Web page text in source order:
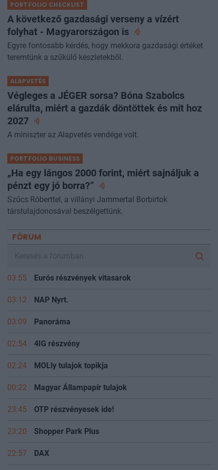
PORTFOLIO CHECKLIST
A következő gazdasági verseny a vízért
folyhat - Magyarországon is
Egyre fontosabb kérdés, hogy mekkora gazdasági értéket
teremtünk a szűkülő készletekből.
ALAPVETÉS
Végleges a JÉGER sorsa? Bóna Szabolcs
elárulta, miért a gazdák döntöttek és mit hoz
2027
A miniszter az Alapvetés vendége volt.
PORTFOLIO BUSINESS
„Ha egy lángos 2000 forint, miért sajnáljuk a
pénzt egy jó borra?”
Szűcs Róberttel, a villányi Jammertal Borbirtok
társtulajdonosával beszélgettünk.
FÓRUM
03:55 Eurós részvények vitasarok
03:12 NAP Nyrt.
03:09 Panoráma
02:54 4IG részvény
02:24 MOLly tulajok topikja
00:22 Magyar Állampapír tulajok
23:45 OTP részvényesek ide!
23:20 Shopper Park Plus
22:57 DAX